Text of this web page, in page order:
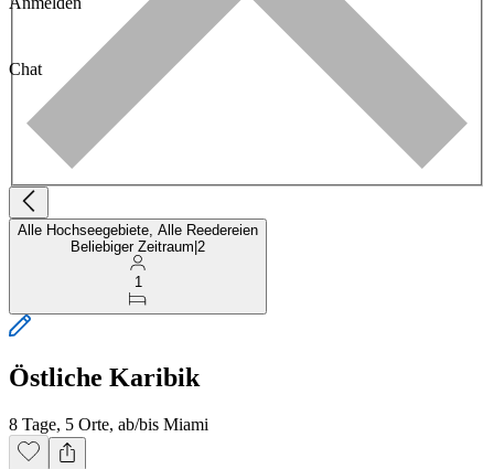
Chat
Alle Hochseegebiete, Alle Reedereien
Beliebiger Zeitraum 2
1
Östliche Karibik
8 Tage, 5 Orte, ab/bis Miami